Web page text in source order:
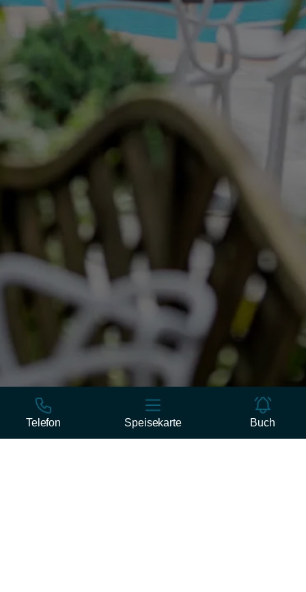
Telefon Speisekarte Buch